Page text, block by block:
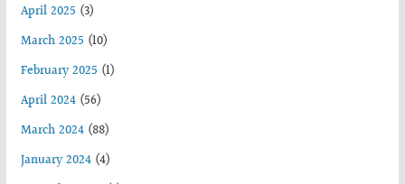
April 2025 (3)
March 2025 (10)
February 2025 (1)
April 2024(56)
March 2024(88)
January 2024(4)